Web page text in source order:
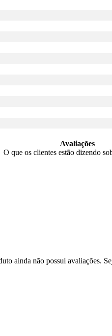
Avaliações
O que os clientes estão dizendo
ainda não possui avaliações.